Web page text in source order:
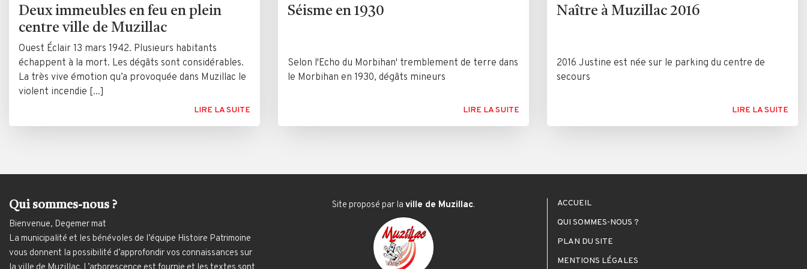
Deux immeubles en feu en plein
centre ville de Muzillac
Ouest Éclair 13 mars 1942. Plusieurs habitants
échappent à la mort. Les dégâts sont considérables.
La très vive émotion qu’a provoquée dans Muzillac le
violent incendie [...]
LIRE LA SUITE
Séisme en 1930
Selon l'Echo du Morbihan' tremblement de terre dans
le Morbihan en 1930, dégâts mineurs
LIRE LA SUITE
Naître à Muzillac 2016
2016 Justine est née sur le parking du centre de
secours
LIRE LA SUITE
Qui sommes-nous ?
Bienvenue, Degemer mat
La municipalité et les bénévoles de l’équipe Histoire Patrimoine
vous donnent la possibilité d’approfondir vos connaissances sur
Site proposé par la ville de Muzillac.
ACCUEIL
QUI SOMMES-NOUS ?
PLAN DU SITE
MENTIONS LÉGALES